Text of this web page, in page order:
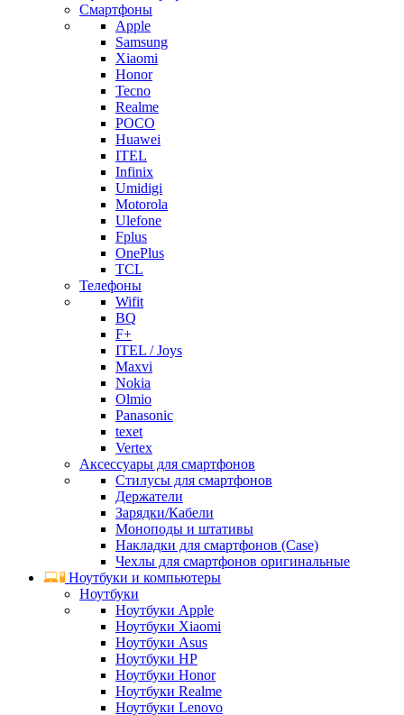
Смартфоны
Apple
Samsung
Xiaomi
Honor
Tecno
Realme
POCO
Huawei
ITEL
Infinix
Umidigi
Motorola
Ulefone
Fplus
OnePlus
TCL
Телефоны
Wifit
BQ
F+
ITEL / Joys
Maxvi
Nokia
Olmio
Panasonic
texet
Vertex
Аксессуары для смартфонов
Стилусы для смартфонов
Держатели
Зарядки/Кабели
Моноподы и штативы
Накладки для смартфонов (Case)
Чехлы для смартфонов оригинальные
Ноутбуки и компьютеры
Ноутбуки
Ноутбуки Apple
Ноутбуки Xiaomi
Ноутбуки Asus
Ноутбуки HP
Ноутбуки Honor
Ноутбуки Realme
Ноутбуки Lenovo